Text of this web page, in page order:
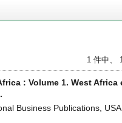
1 件中、
: Volume 1. West
Business Publications,